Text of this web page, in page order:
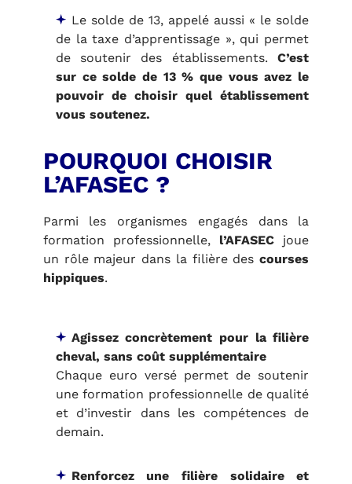
Le solde de 13, appelé aussi « le solde
de la taxe d’apprentissage », qui permet
de soutenir des établissements.C’est
sur ce solde de 13 % que vous avez le
pouvoir de choisir quel établissement
vous soutenez.
POURQUOI CHOISIR
L’AFASEC ?
Parmi les organismes engagés dans la
formation professionnelle, l’AFASEC joue
un rôle majeur dans la filière descourses
hippiques.
Agissez concrètement pour la filière
cheval, sans coût supplémentaire
Chaque euro versé permet de soutenir
une formation professionnelle de qualité
et d’investir dans les compétences de
demain.
Renforcez une filière solidaire et